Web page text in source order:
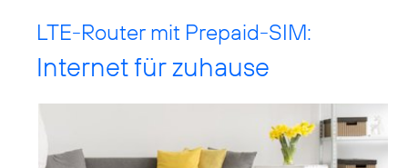
LTE-Router mit Prepaid-SIM:
Internet für zuhause